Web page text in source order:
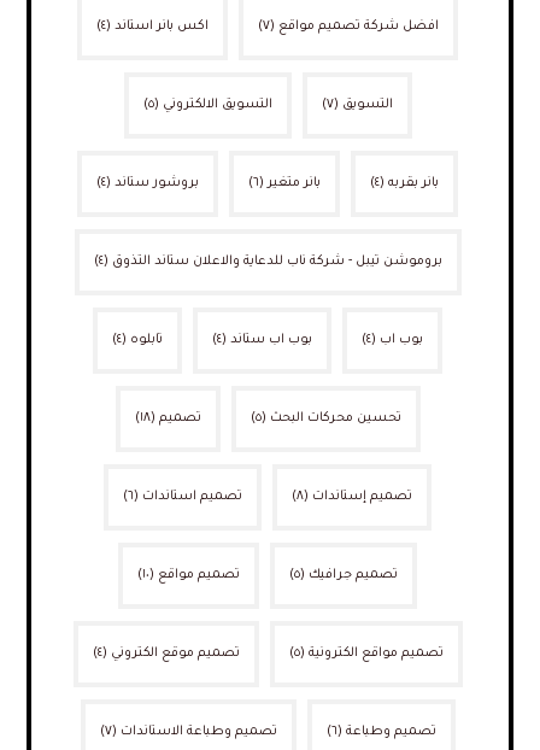
افضل شركة تصميم مواقع (٧) اكس بانر استاند (٤)
التسويق (٧) التسويق الالكتروني (٥)
بانر بقربه (٤) بانر متغير (٦) بروشور ستاند (٤)
بروموشن تيبل - شركة ناب للدعاية والاعلان ستاند التذوق (٤)
بوب اب (٤) بوب اب ستاند (٤) تابلوه (٤)
تحسين محركات البحث (٥) تصميم (١٨)
تصميم إستاندات (٨) تصميم استاندات (٦)
تصميم جرافيك (٥) تصميم مواقع (١٠)
تصميم مواقع الكترونية (٥) تصميم موقع الكتروني (٤)
تصميم وطباعة (٦) تصميم وطباعة الاستاندات (٧)